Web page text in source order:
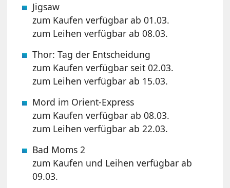
Jigsaw
zum Kaufen verfügbar ab 01.03.
zum Leihen verfügbar ab 08.03.
Thor: Tag der Entscheidung
zum Kaufen verfügbar seit 02.03.
zum Leihen verfügbar ab 15.03.
Mord im Orient-Express
zum Kaufen verfügbar ab 08.03.
zum Leihen verfügbar ab 22.03.
Bad Moms 2
zum Kaufen und Leihen verfügbar ab
09.03.